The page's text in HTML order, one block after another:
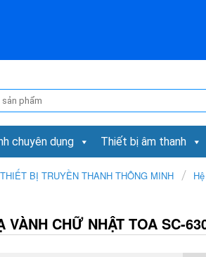
chuyên dụng Thiết bị âm thanh
THIẾT BỊ TRUYỀN THANH THÔNG MINH /
VÀNH CHỮ NHẬT TOA SC-